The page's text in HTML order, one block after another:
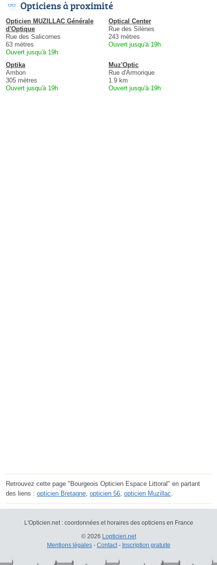
Opticiens à proximité
Opticien MUZILLAC Générale
d'Optique
Rue des Salicornes
63 mètres
Ouvert jusqu'à 19h
Optical Center
Rue des Silènes
243 mètres
Ouvert jusqu'à 19h
Optika
Ambon
305 mètres
Ouvert jusqu'à 19h
Muz'Optic
Rue d'Armorique
1.9 km
Ouvert jusqu'à 19h
Retrouvez cette page "Bourgeois Opticien Espace Littoral" en partant
des liens : opticien Bretagne, opticien 56, opticien Muzillac.
L'Opticien.net : coordonnées et horaires des opticiens en France
© 2026 Lopticien.net
Mentions légales- Contact- Inscription gratuite